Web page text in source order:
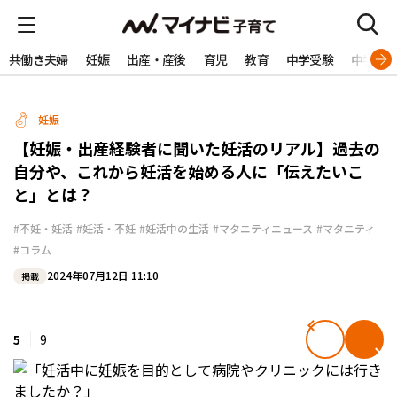
共働き夫婦 妊娠 出産・産後 育児 教育 中学受験 中学生
妊娠
【妊娠・出産経験者に聞いた妊活のリアル】過去の
自分や、これから妊活を始める人に「伝えたいこ
と」とは？
#不妊・妊活 #妊活・不妊 #妊活中の生活 #マタニティニュース #マタニティ
#コラム
掲載 2024年07月12日 11:10
5 9